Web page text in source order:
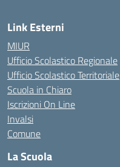
Link Esterni
MIUR
Ufficio Scolastico Regionale
Ufficio Scolastico Territoriale
Scuola in Chiaro
Iscrizioni On Line
Invalsi
Comune
La Scuola